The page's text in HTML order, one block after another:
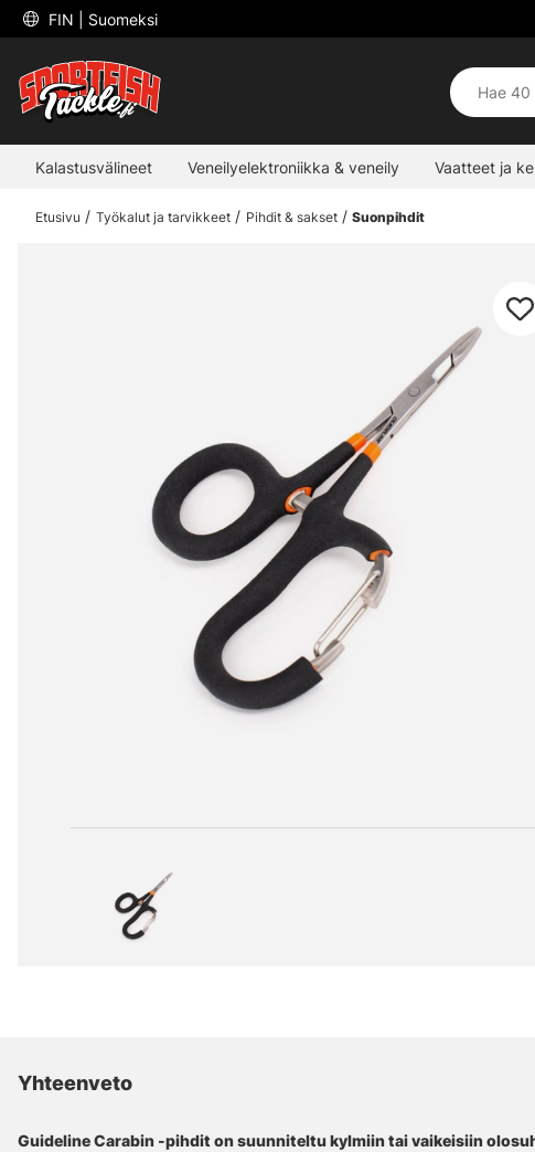
FIN | Suomeksi
Kalastusvälineet Veneilyelektroniikka & veneily Vaatteet ja
Etusivu Työkalut ja tarvikkeet Pihdit & sakset Suonpihdit
Yhteenveto
Guideline Carabin -pihdit on suunniteltu kylmiin tai vaikeisiin